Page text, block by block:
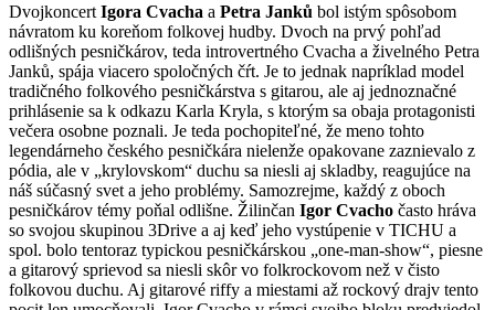
Dvojkoncert Igora Cvacha a Petra Janků bol istým spôsobom
návratom ku koreňom folkovej hudby. Dvoch na prvý pohľad
odlišných pesničkárov, teda introvertného Cvacha a živelného Petra
Janků, spája viacero spoločných čŕt. Je to jednak napríklad model
tradičného folkového pesničkárstva s gitarou, ale aj jednoznačné
prihlásenie sa k odkazu Karla Kryla, s ktorým sa obaja protagonisti
večera osobne poznali. Je teda pochopiteľné, že meno tohto
legendárneho českého pesničkára nielenže opakovane zaznievalo z
pódia, ale v „krylovskom“ duchu sa niesli aj skladby, reagujúce na
náš súčasný svet a jeho problémy. Samozrejme, každý z oboch
pesničkárov témy poňal odlišne. Žilinčan Igor Cvacho často hráva
so svojou skupinou 3Drive a aj keď jeho vystúpenie v TICHU a
spol. bolo tentoraz typickou pesničkárskou „one-man-show“, piesne
a gitarový sprievod sa niesli skôr vo folkrockovom než v čisto
folkovou duchu. Aj gitarové riffy a miestami až rockový drajv tento